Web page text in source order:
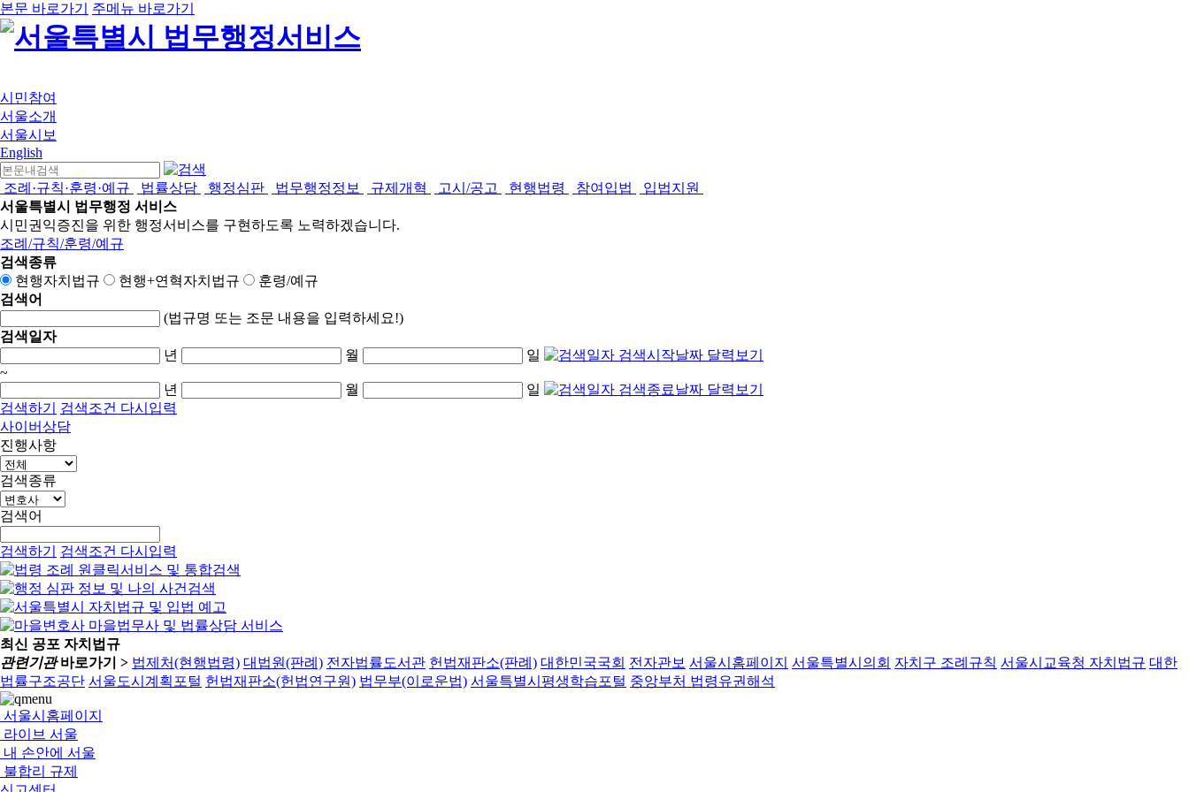
본문 바로가기 주메뉴 바로가기
시민참여
서울소개
서울시보
English
조례·규칙·훈령·예규 법률상담 행정심판 법무행정정보 규제개혁 고시/공고 현행법령 참여입법
입법지원
서울특별시 법무행정 서비스
시민권익증진을 위한 행정서비스를 구현하도록 노력하겠습니다.
조례/규칙/훈령/예규
검색종류
현행자치법규
현행+연혁자치법규
훈령/예규
검색어
(법규명 또는 조문 내용을 입력하세요!)
검색일자
년
월
일
~
년
월
일
검색하기
검색조건 다시입력
사이버상담
진행사항
검색종류
검색어
검색하기 검색조건 다시입력
최신 공포 자치법규
관련기관바로가기 > 법제처(현행법령) 대법원(판례) 전자법률도서관 헌법재판소(판례) 대한민국국회 전자관보 서울시홈페이지 서울특별시의회 자치구 조례규칙 서울시교육청 자치법규 대한
법률구조공단 서울도시계획포털 헌법재판소(헌법연구원) 법무부(이로운법) 서울특별시평생학습포털 중앙부처 법령유권해석
서울시홈페이지
라이브 서울
내 손안에 서울
불합리 규제